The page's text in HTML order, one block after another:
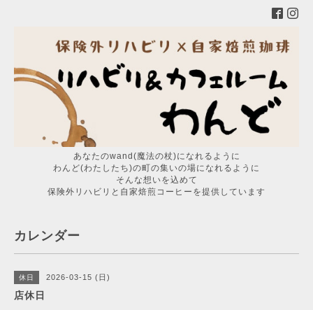
あなたのwand(魔法の杖)になれるように
わんど(わたしたち)の町の集いの場になれるように
そんな想いを込めて
保険外リハビリと自家焙煎コーヒーを提供しています
カレンダー
休日 2026-03-15 (日)
店休日